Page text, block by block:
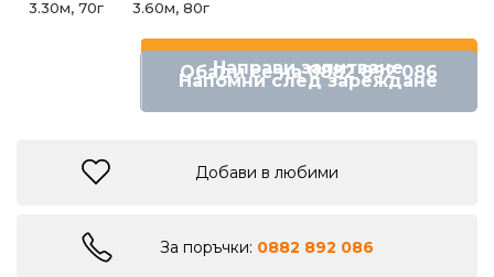
за
Лодки
Изкуствени
примамки
3.30м, 70г 3.60м, 80г
Обади се на 0882 892 086
Направи запитване
Напомни след зареждане
Добави в любими
За поръчки: 0882 892 086